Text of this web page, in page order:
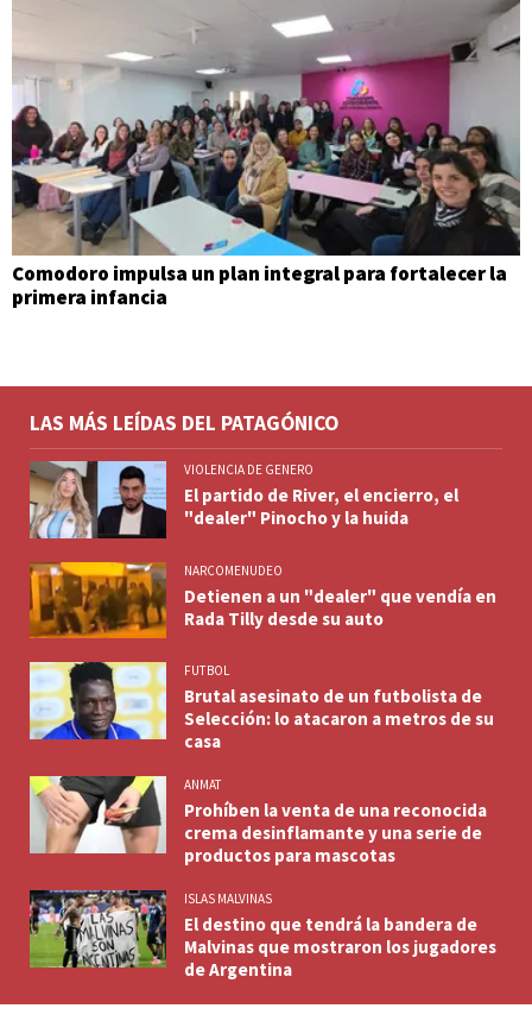
Comodoro impulsa un plan integral para fortalecer la
primera infancia
LAS MÁS LEÍDAS DEL PATAGÓNICO
VIOLENCIA DE GENERO
El partido de River, el encierro, el
"dealer" Pinocho y la huida
NARCOMENUDEO
Detienen a un "dealer" que vendía en
Rada Tilly desde su auto
FUTBOL
Brutal asesinato de un futbolista de
Selección: lo atacaron a metros de su
casa
ANMAT
Prohíben la venta de una reconocida
crema desinflamante y una serie de
productos para mascotas
ISLAS MALVINAS
El destino que tendrá la bandera de
Malvinas que mostraron los jugadores
de Argentina